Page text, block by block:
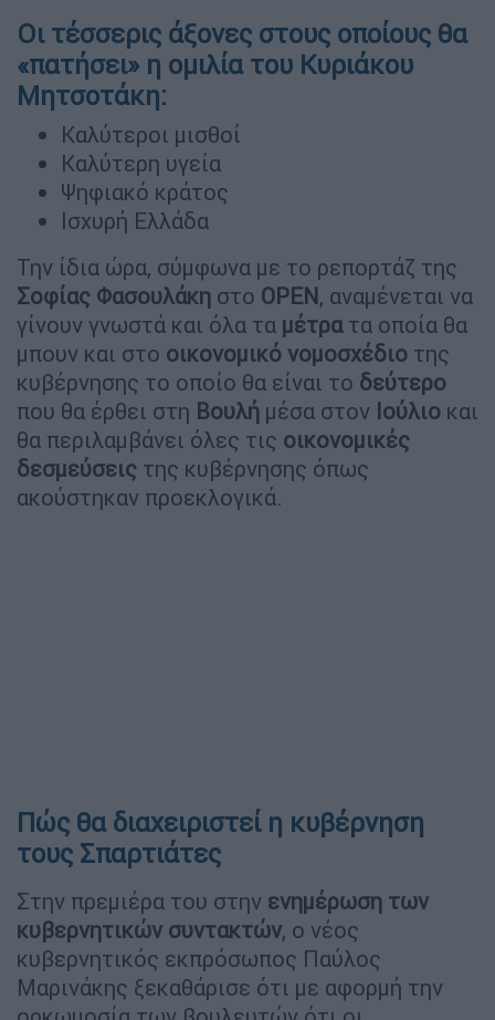
Οι τέσσερις άξονες στους οποίους θα
«πατήσει» η ομιλία του Κυριάκου
Μητσοτάκη:
Καλύτεροι μισθοί
Καλύτερη υγεία
Ψηφιακό κράτος
Ισχυρή Ελλάδα
Την ίδια ώρα, σύμφωνα με το ρεπορτάζ της
Σοφίας Φασουλάκη στο OPEN, αναμένεται να
γίνουν γνωστά και όλα τα μέτρατα οποία θα
μπουν και στο οικονομικό νομοσχέδιο της
κυβέρνησης το οποίο θα είναι το δεύτερο
που θα έρθει στη Βουλή μέσα στον Ιούλιο και
θα περιλαμβάνει όλες τις οικονομικές
δεσμεύσεις της κυβέρνησης όπως
ακούστηκαν προεκλογικά.
Πώς θα διαχειριστεί η κυβέρνηση
τους Σπαρτιάτες
Στην πρεμιέρα του στην ενημέρωση των
κυβερνητικών συντακτών, ο νέος
κυβερνητικός εκπρόσωπος Παύλος
Μαρινάκης ξεκαθάρισε ότι με αφορμή την